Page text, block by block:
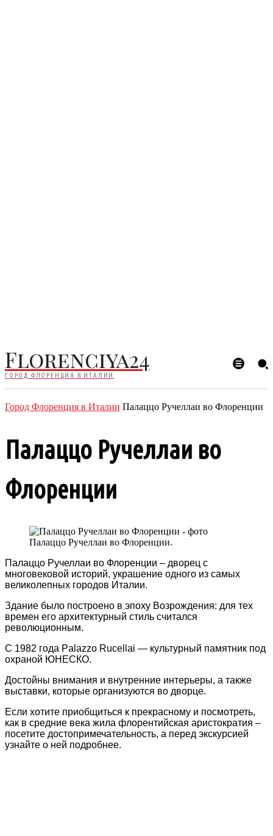
Florenciya24
ГОРОД ФЛОРЕНЦИЯ В ИТАЛИИ
Город Флоренция в Италии Палаццо Ручеллаи во Флоренции
Палаццо Ручеллаи во
Флоренции
Палаццо Ручеллаи во Флоренции.
Палаццо Ручеллаи во Флоренции – дворец с
многовековой историй, украшение одного из самых
великолепных городов Италии.
Здание было построено в эпоху Возрождения: для тех
времен его архитектурный стиль считался
революционным.
С 1982 года Palazzo Rucellai — культурный памятник под
охраной ЮНЕСКО.
Достойны внимания и внутренние интерьеры, а также
выставки, которые организуются во дворце.
Если хотите приобщиться к прекрасному и посмотреть,
как в средние века жила флорентийская аристократия –
посетите достопримечательность, а перед экскурсией
узнайте о ней подробнее.